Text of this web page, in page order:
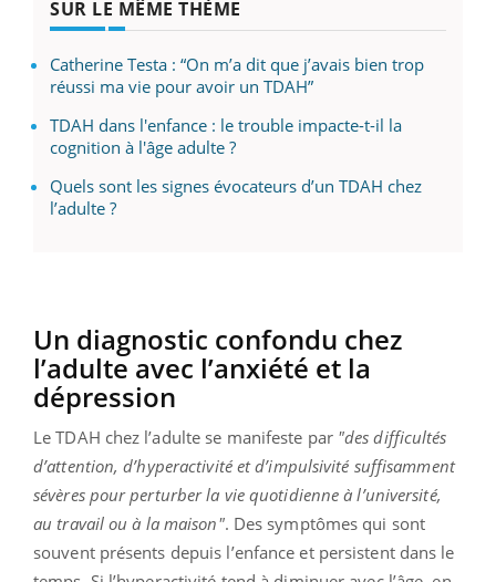
SUR LE MÊME THÈME
Catherine Testa : “On m’a dit que j’avais bien trop
réussi ma vie pour avoir un TDAH”
TDAH dans l'enfance : le trouble impacte-t-il la
cognition à l'âge adulte ?
Quels sont les signes évocateurs d’un TDAH chez
l’adulte ?
Un diagnostic confondu chez
l’adulte avec l’anxiété et la
dépression
Le TDAH chez l’adulte se manifeste par "des difficultés
d’attention, d’hyperactivité et d’impulsivité suffisamment
sévères pour perturber la vie quotidienne à l’université,
au travail ou à la maison". Des symptômes qui sont
souvent présents depuis l’enfance et persistent dans le